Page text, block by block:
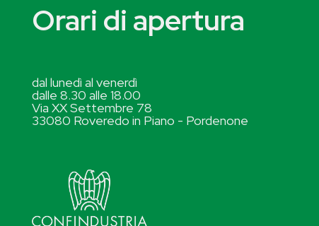
Orari di apertura
dal lunedì al venerdì
dalle 8.30 alle 18.00
Via XX Settembre 78
33080 Roveredo in Piano - Pordenone